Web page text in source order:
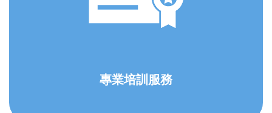
專業培訓服務